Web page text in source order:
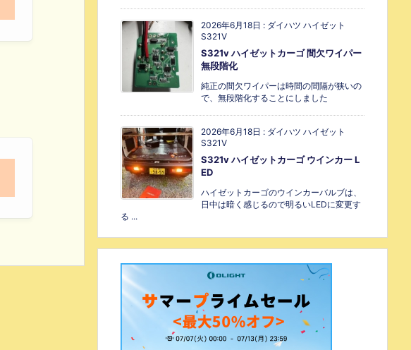
2026年6月18日 : ダイハツ ハイゼット
S321V
S321v ハイゼットカーゴ 間欠ワイパー
無段階化
純正の間欠ワイパーは時間の間隔が狭いの
で、無段階化することにしました
2026年6月18日 : ダイハツ ハイゼット
S321V
S321v ハイゼットカーゴ ウインカー L
ED
ハイゼットカーゴのウインカーバルブは、
日中は暗く感じるので明るいLEDに変更す
る ...